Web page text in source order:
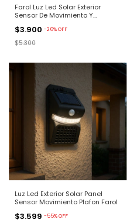
Farol Luz Led Solar Exterior
Sensor De Movimiento Y
$3.900 -26%OFF
$5.300
Luz Led Exterior Solar Panel
Sensor Movimiento Plafon Farol
$3.599 -55%OFF